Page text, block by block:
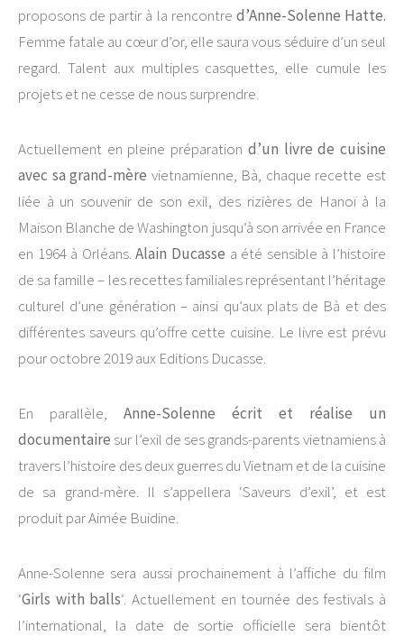
proposons de partir à la rencontre d’Anne-Solenne Hatte.
Femme fatale au cœur d’or, elle saura vous séduire d’un seul
regard. Talent aux multiples casquettes, elle cumule les
projets et ne cesse de nous surprendre.
Actuellement en pleine préparation d’un livre de cuisine
avec sa grand-mère vietnamienne, Bà, chaque recette est
liée à un souvenir de son exil, des rizières de Hanoï à la
Maison Blanche de Washington jusqu’à son arrivée en France
en 1964 à Orléans.Alain Ducasse a été sensible à l’histoire
de sa famille – les recettes familiales représentant l’héritage
culturel d’une génération – ainsi qu’aux plats de Bà et des
différentes saveurs qu’offre cette cuisine. Le livre est prévu
pour octobre 2019 aux Editions Ducasse.
En parallèle, Anne-Solenne écrit et réalise un
documentaire sur l’exil de ses grands-parents vietnamiens à
travers l’histoire des deux guerres du Vietnam et de la cuisine
de sa grand-mère. Il s’appellera ‘Saveurs d’exil’, et est
produit par Aimée Buidine.
Anne-Solenne sera aussi prochainement à l’affiche du film
‘Girls with balls‘. Actuellement en tournée des festivals à
l’international, la date de sortie officielle sera bientôt